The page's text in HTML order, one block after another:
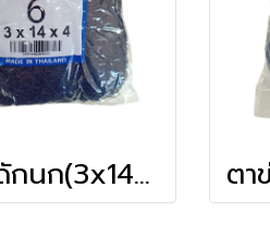
ตาข่ายดักนก(3x14x4) # 6